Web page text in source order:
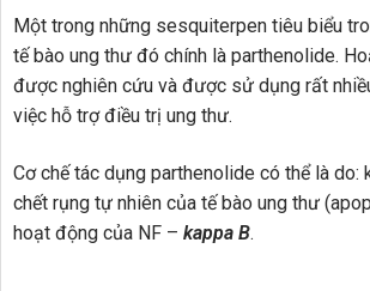
Một trong những sesquiterpen tiêu biểu
tế bào ung thư đó chính là parthenolide.
được nghiên cứu và được sử dụng rất
việc hỗ trợ điều trị ung thư.
Cơ chế tác dụng parthenolide có thể là do:
chết rụng tự nhiên của tế bào ung thư
hoạt động của NF – kappa B.